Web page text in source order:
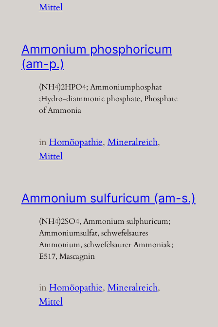
Mittel
Ammonium phosphoricum
(am-p.)
(NH4)2HPO4; Ammoniumphosphat
;Hydro-diammonic phosphate, Phosphate
of Ammonia
inHomöopathie, Mineralreich
Mittel
Ammonium sulfuricum (am-s.)
(NH4)2SO4, Ammonium sulphuricum;
Ammoniumsulfat, schwefelsaures
Ammonium, schwefelsaurer Ammoniak;
E517, Mascagnin
inHomöopathie, Mineralreich
Mittel